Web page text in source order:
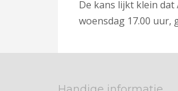
De kans lijkt klein
woensdag 17.00 uur,